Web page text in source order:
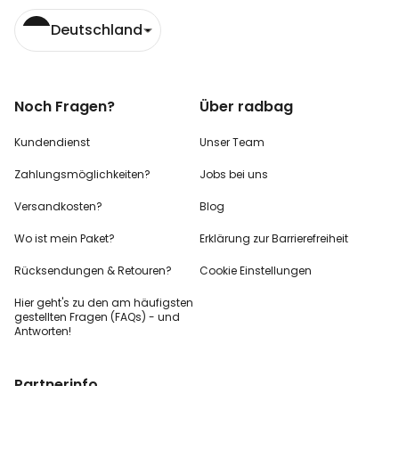
Deutschland
Noch Fragen?
Kundendienst
Zahlungsmöglichkeiten?
Versandkosten?
Wo ist mein Paket?
Rücksendungen & Retouren?
Hier geht's zu den am häufigsten
gestellten Fragen (FAQs) - und
Antworten!
Über radbag
Unser Team
Jobs bei uns
Blog
Erklärung zur Barrierefreiheit
Cookie Einstellungen
Partnerinfo